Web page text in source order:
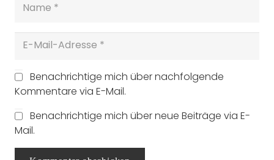
Benachrichtige mich über nachfolgende
Kommentare via E-Mail.
Benachrichtige mich über neue Beiträge via E-
Mail.